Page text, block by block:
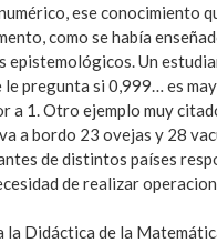
ese conocimiento
como se había
epistemológicos. Un
pregunta si 0,999… es
a 1. Otro ejemplo muy
a bordo 23 ovejas y 28
de distintos países
de realizar
la Didáctica de la